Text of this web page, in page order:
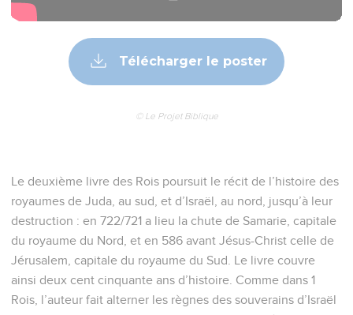
Télécharger le poster
© Le Projet Biblique
Le deuxième livre des Rois poursuit le récit de l’histoire des
royaumes de Juda, au sud, et d’Israël, au nord, jusqu’à leur
destruction : en 722/721 a lieu la chute de Samarie, capitale
du royaume du Nord, et en 586 avant Jésus-Christ celle de
Jérusalem, capitale du royaume du Sud. Le livre couvre
ainsi deux cent cinquante ans d’histoire. Comme dans 1
Rois, l’auteur fait alterner les règnes des souverains d’Israël